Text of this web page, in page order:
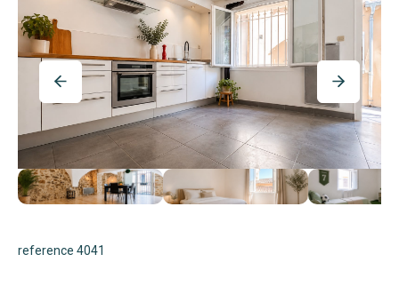
Nos Agences
Nos Équipes
Nos Tarifs
Nos Biens Vendus
Notre City Guide
reference 4041